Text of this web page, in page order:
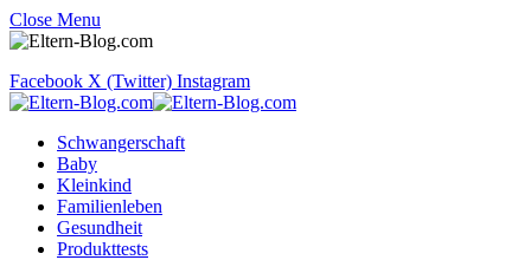
Close Menu
Facebook X (Twitter) Instagram
Schwangerschaft
Baby
Kleinkind
Familienleben
Gesundheit
Produkttests